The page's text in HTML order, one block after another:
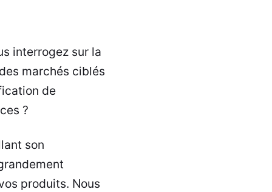
interrogez sur la
marchés ciblés
de
?
son
produits. Nous